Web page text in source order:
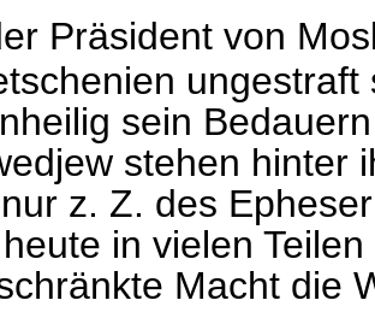
Präsident von
sein
stehen hinter
z. Z. des
in vielen
Macht die